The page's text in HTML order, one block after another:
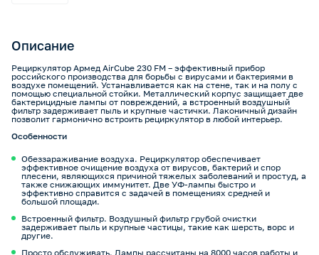
Описание
Рециркулятор Армед AirCube 230 FM – эффективный прибор
российского производства для борьбы с вирусами и бактериями в
воздухе помещений. Устанавливается как на стене, так и на полу с
помощью специальной стойки. Металлический корпус защищает две
бактерицидные лампы от повреждений, а встроенный воздушный
фильтр задерживает пыль и крупные частички. Лаконичный дизайн
позволит гармонично встроить рециркулятор в любой интерьер.
Особенности
Обеззараживание воздуха. Рециркулятор обеспечивает
эффективное очищение воздуха от вирусов, бактерий и спор
плесени, являющихся причиной тяжелых заболеваний и простуд, а
также снижающих иммунитет. Две УФ-лампы быстро и
эффективно справится с задачей в помещениях средней и
большой площади.
Встроенный фильтр. Воздушный фильтр грубой очистки
задерживает пыль и крупные частицы, такие как шерсть, ворс и
другие.
Просто обслуживать. Лампы рассчитаны на 8000 часов работы и